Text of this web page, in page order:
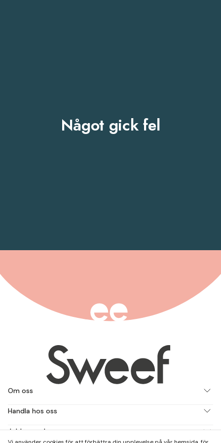
Något gick fel
Om oss
Handla hos oss
Jobba med oss